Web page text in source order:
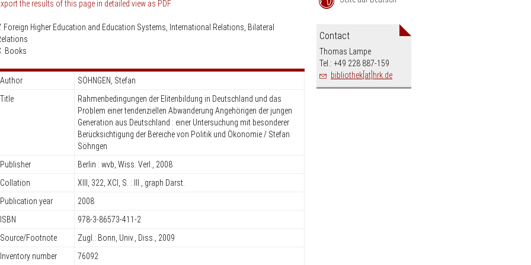
Policy
Knowledge Security
universities abroad
the results of this page in detailed view as PDF
Foreign Higher Education and Education Systems, International Relations, Bilateral
Books
Author
SÖHNGEN, Stefan
Title
Rahmenbedingungen der Elitenbildung in Deutschland und das
Problem einer tendenziellen Abwanderung Angehörigen der jungen
Generation aus Deutschland : einer Untersuchung mit besonderer
Berücksichtigung der Bereiche von Politik und Ökonomie / Stefan
Söhngen
Publisher
Berlin : wvb, Wiss. Verl., 2008
Collation
XIII, 322, XCI, S. : Ill., graph Darst.
Publication year
2008
ISBN
978-3-86573-411-2
Source/Footnote
Zugl.: Bonn, Univ., Diss., 2009
Inventory number
76092
Contact
Thomas Lampe
Tel.: +49 228 887-159
bibliothek[at]hrk.de